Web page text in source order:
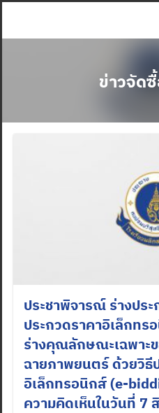
ข่าวจัด
ประชาพิจารณ์ ร่างประ
ประกวดราคาอิเล็กท
ร่างคุณลักษณะเฉพาะ
ฉายภาพยนตร์ ด้วยวิธี
อิเล็กทรอนิกส์ (e-
ความคิดเห็นในวันที่ 7